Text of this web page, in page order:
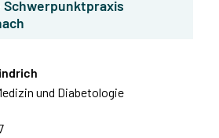
und Diabetologie